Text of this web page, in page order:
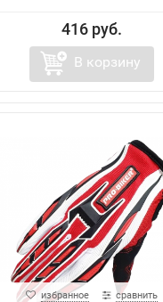
416 руб.
В корзину
избранное сравнить